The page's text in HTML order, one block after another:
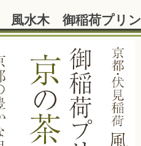
風水木 御稲荷プリン